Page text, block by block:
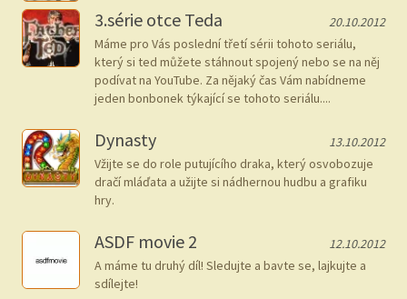
3.série otce Teda
20.10.2012
Máme pro Vás poslední třetí sérii tohoto seriálu,
který si ted můžete stáhnout spojený nebo se na něj
podívat na YouTube. Za nějaký čas Vám nabídneme
jeden bonbonek týkající se tohoto seriálu....
Dynasty
13.10.2012
Vžijte se do role putujícího draka, který osvobozuje
dračí mláďata a užijte si nádhernou hudbu a grafiku
hry.
ASDF movie 2
12.10.2012
A máme tu druhý díl! Sledujte a bavte se, lajkujte a
sdílejte!